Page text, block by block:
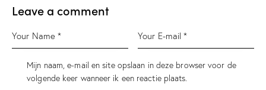
Leave a comment
Mijn naam, e-mail en site opslaan in deze browser voor de
volgende keer wanneer ik een reactie plaats.